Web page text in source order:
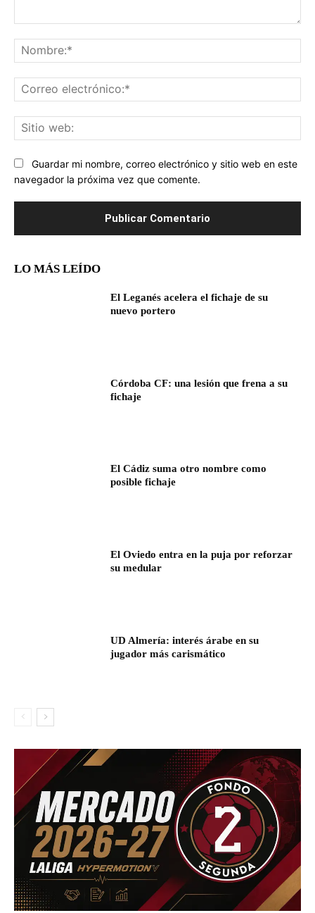
Guardar mi nombre, correo electrónico y sitio web en este
navegador la próxima vez que comente.
LO MÁS LEÍDO
El Leganés acelera el fichaje de su
nuevo portero
Córdoba CF: una lesión que frena a su
fichaje
El Cádiz suma otro nombre como
posible fichaje
El Oviedo entra en la puja por reforzar
su medular
UD Almería: interés árabe en su
jugador más carismático